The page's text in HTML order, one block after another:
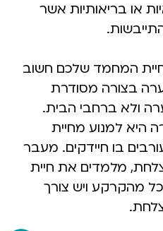
או בריאותיות אשר
המחמד שלכם חשוב
בצורה מסודרת
ולא ברחבי הבית.
היא למנוע מחיית
בו חיידקים. מעבר
מלמדים את חיית
מהקרקע ויש צורך